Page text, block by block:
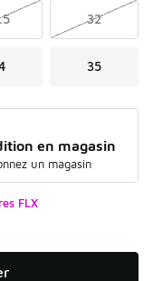
32
35
en magasin
un magasin
FLX